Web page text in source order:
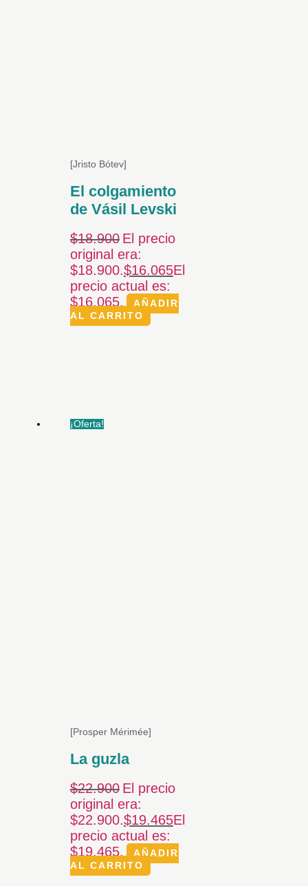
[Jristo Bótev]
El colgamiento
de Vásil Levski
$18.900 El precio
original era:
$18.900.$16.065El
precio actual es:
$16.065.
AÑADIR
AL CARRITO
¡Oferta!
[Prosper Mérimée]
La guzla
$22.900 El precio
original era:
$22.900.$19.465El
precio actual es:
$19.465.
AÑADIR
AL CARRITO